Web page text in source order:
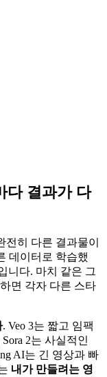
다 결과가 다
히 다른 결과물이
데이터로 학습했
니다. 마치 같은 그
면 각자 다른 스타
. Veo 3는 짧고 임팩
2는 사실적인
AI는 긴 영상과 빠
내가 만들려는 영